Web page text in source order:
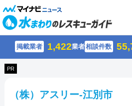
掲載業者 1,422業者相談件数
PR
（株）アスリー-江別市